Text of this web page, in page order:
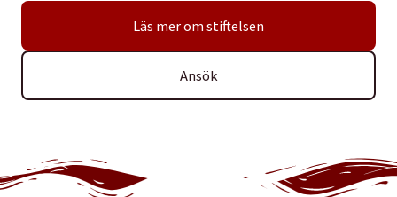
Läs mer om stiftelsen
Ansök